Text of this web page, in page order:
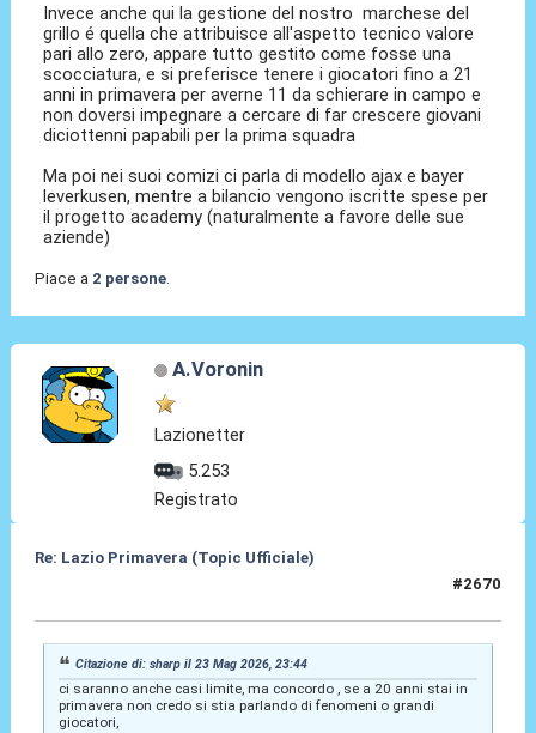
Invece anche qui la gestione del nostro marchese del
grillo é quella che attribuisce all'aspetto tecnico valore
pari allo zero, appare tutto gestito come fosse una
scocciatura, e si preferisce tenere i giocatori fino a 21
anni in primavera per averne 11 da schierare in campo e
non doversi impegnare a cercare di far crescere giovani
diciottenni papabili per la prima squadra
Ma poi nei suoi comizi ci parla di modello ajax e bayer
leverkusen, mentre a bilancio vengono iscritte spese per
il progetto academy (naturalmente a favore delle sue
aziende)
Piace a 2 persone.
A.Voronin
Lazionetter
5.253
Registrato
Re: Lazio Primavera (Topic Ufficiale)
#2670
Citazione di: sharp il 23 Mag 2026, 23:44
ci saranno anche casi limite, ma concordo , se a 20 anni stai in
primavera non credo si stia parlando di fenomeni o grandi
giocatori,